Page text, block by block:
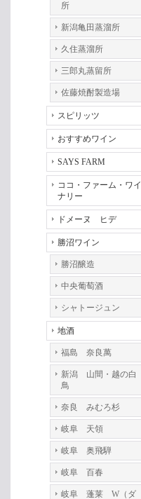
所
新潟亀田蒸溜所
久住蒸溜所
三郎丸蒸留所
佐藤焼酎製造場
スピリッツ
おすすめワイン
SAYS FARM
ココ・ファーム・ワイ
ナリー
ドメーヌ ヒデ
勝沼ワイン
勝沼醸造
中央葡萄酒
シャトージュン
地酒
福島 奈良萬
新潟 山間・越の白
鳥
奈良 みむろ杉
岐阜 天領
岐阜 奥飛騨
岐阜 百春
岐阜 蓬莱 W（ダ